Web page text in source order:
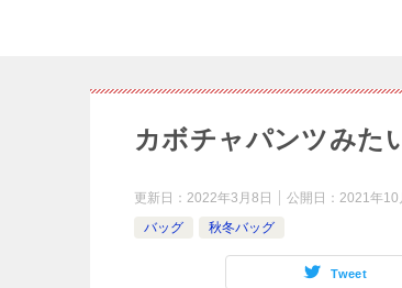
カボチャパンツみた
更新日： 2022年3月8日 公開日： 2021年10
バッグ
秋冬バッグ
Tweet